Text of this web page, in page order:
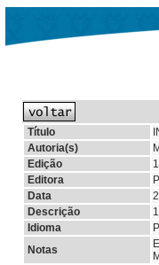
Título
Autoria(s)
Edição
Editora
Data
Descrição
Idioma
Notas